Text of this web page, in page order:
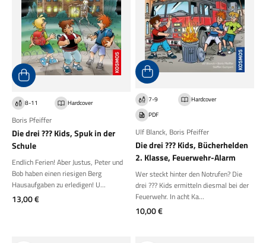
8-11 Hardcover
Boris Pfeiffer
Die drei ??? Kids, Spuk in der
Schule
Endlich Ferien! Aber Justus, Peter und
Bob haben einen riesigen Berg
Hausaufgaben zu erledigen! U...
Angebot
13,00 €
7-9
Hardcover
PDF
Ulf Blanck, Boris Pfeiffer
Die drei ??? Kids, Bücherhelden
2. Klasse, Feuerwehr-Alarm
Wer steckt hinter den Notrufen? Die
drei ??? Kids ermitteln diesmal bei der
Feuerwehr. In acht Ka...
Angebot
10,00 €